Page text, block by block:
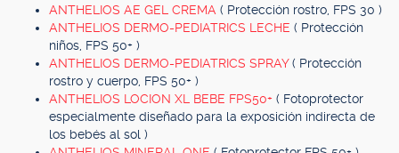
ANTHELIOS AE GEL CREMA ( Protección rostro, FPS 30 )
ANTHELIOS DERMO-PEDIATRICS LECHE ( Protección
niños, FPS 50+ )
ANTHELIOS DERMO-PEDIATRICS SPRAY( Protección
rostro y cuerpo, FPS 50+ )
ANTHELIOS LOCION XL BEBE FPS50+ ( Fotoprotector
especialmente diseñado para la exposición indirecta de
los bebés al sol )